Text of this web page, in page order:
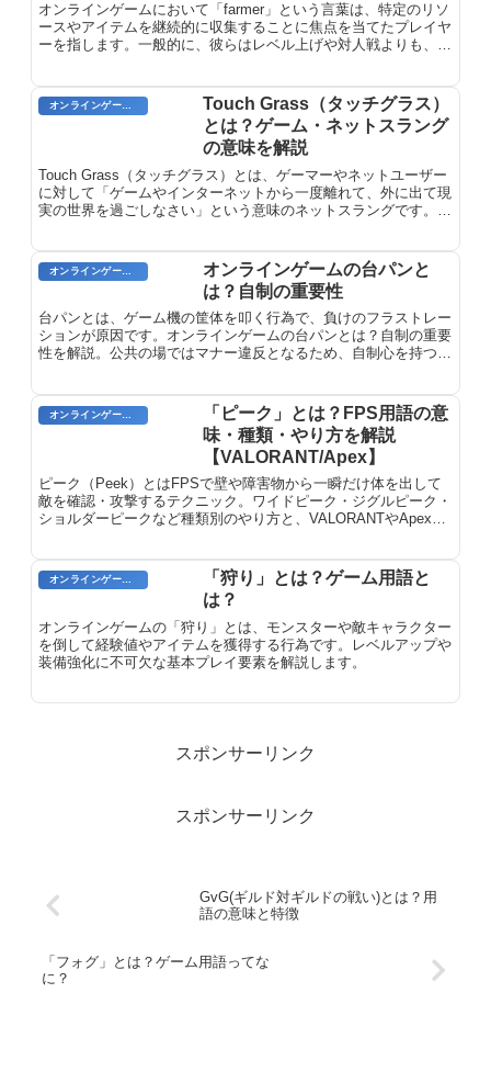
オンラインゲームにおいて「farmer」という言葉は、特定のリソ
ースやアイテムを継続的に収集することに焦点を当てたプレイヤ
ーを指します。一般的に、彼らはレベル上げや対人戦よりも、キ
ら派生しました。
オンラインゲーム用語
Touch Grass（タッチグラス）
とは？ゲーム・ネットスラング
の意味を解説
Touch Grass（タッチグラス）とは、ゲーマーやネットユーザー
に対して「ゲームやインターネットから一度離れて、外に出て現
実の世界を過ごしなさい」という意味のネットスラングです。英
から一時的に距離を置くことの重要性を皮肉めいたユーモアで伝
えます。
オンラインゲーム用語
オンラインゲームの台パンと
は？自制の重要性
台パンとは、ゲーム機の筐体を叩く行為で、負けのフラストレー
ションが原因です。オンラインゲームの台パンとは？自制の重要
性を解説。公共の場ではマナー違反となるため、自制心を持つこ
「ピーク」とは？FPS用語の意
味・種類・やり方を解説
【VALORANT/Apex】
ピーク（Peek）とはFPSで壁や障害物から一瞬だけ体を出して
敵を確認・攻撃するテクニック。ワイドピーク・ジグルピーク・
ショルダーピークなど種類別のやり方と、VALORANTやApexで
オンラインゲームのプレイに関する用語
「狩り」とは？ゲーム用語と
は？
オンラインゲームの「狩り」とは、モンスターや敵キャラクター
を倒して経験値やアイテムを獲得する行為です。レベルアップや
装備強化に不可欠な基本プレイ要素を解説します。
スポンサーリンク
スポンサーリンク
GvG(ギルド対ギルドの戦い)とは？用
語の意味と特徴
「フォグ」とは？ゲーム用語ってな
に？